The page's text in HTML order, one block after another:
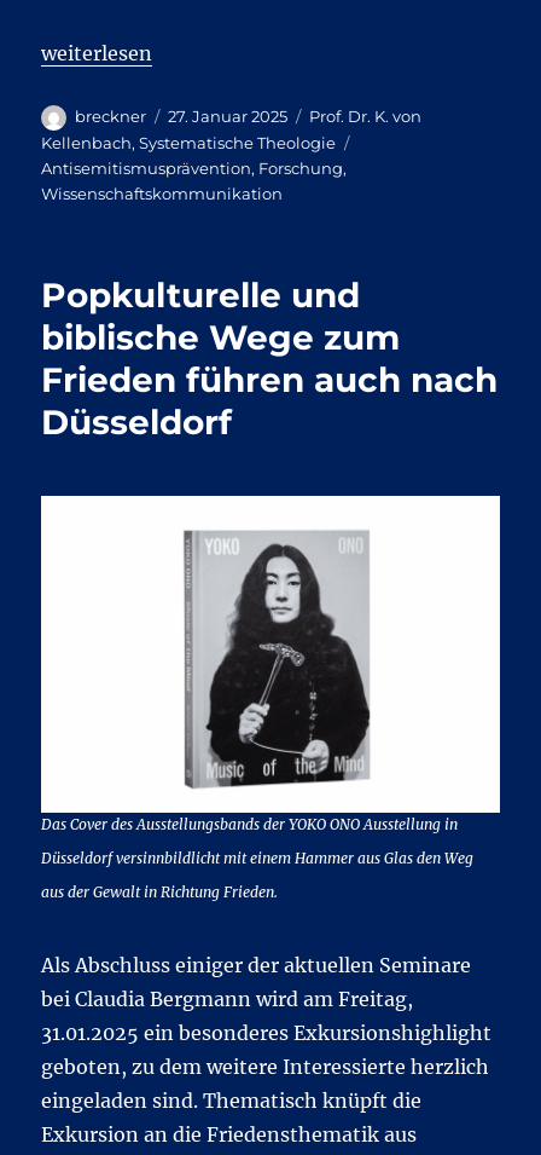
„Resonanzen auf Thematisierung von
weiterlesen
Autor
breckner
Veröffentlicht
am
27. Januar 2025 Kategorien
Prof. Dr. K. von
Kellenbach,Systematische Theologie
Antisemitismusprävention, Forschung,
Wissenschaftskommunikation
Popkulturelle und
biblische Wege zum
Frieden führen auch nach
Düsseldorf
Das Cover des Ausstellungsbands der YOKO ONO Ausstellung in
Düsseldorf versinnbildlicht mit einem Hammer aus Glas den Weg
aus der Gewalt in Richtung Frieden.
Als Abschluss einiger der aktuellen Seminare
bei Claudia Bergmann wird am Freitag,
31.01.2025 ein besonderes Exkursionshighlight
geboten, zu dem weitere Interessierte herzlich
eingeladen sind. Thematisch knüpft die
Exkursion an die Friedensthematik aus